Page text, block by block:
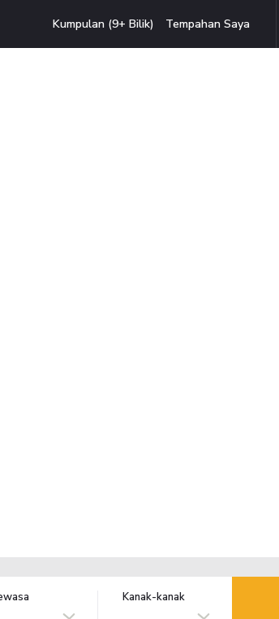
Kumpulan (9+ Bilik) Tempahan Saya
Kanak-kanak